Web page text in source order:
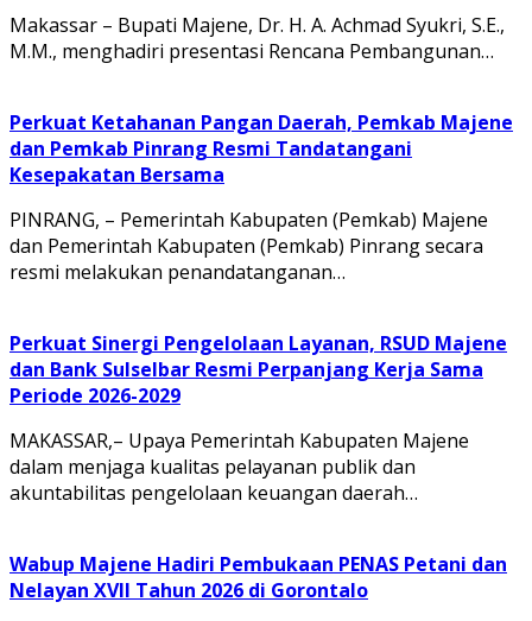
Makassar – Bupati Majene, Dr. H. A. Achmad Syukri, S.E.,
M.M., menghadiri presentasi Rencana Pembangunan…
Perkuat Ketahanan Pangan Daerah, Pemkab Majene
dan Pemkab Pinrang Resmi Tandatangani
Kesepakatan Bersama
PINRANG, – Pemerintah Kabupaten (Pemkab) Majene
dan Pemerintah Kabupaten (Pemkab) Pinrang secara
resmi melakukan penandatanganan…
Perkuat Sinergi Pengelolaan Layanan, RSUD Majene
dan Bank Sulselbar Resmi Perpanjang Kerja Sama
Periode 2026-2029
MAKASSAR,– Upaya Pemerintah Kabupaten Majene
dalam menjaga kualitas pelayanan publik dan
akuntabilitas pengelolaan keuangan daerah…
Wabup Majene Hadiri Pembukaan PENAS Petani dan
Nelayan XVII Tahun 2026 di Gorontalo